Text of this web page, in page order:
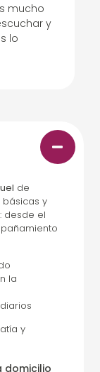
mucho
y
lo
de
y
desde el
la
y
domicilio